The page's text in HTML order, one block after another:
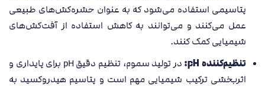
پتاسیمی استفاده می‌شود که به عنوان حشره‌کش‌های طبیعی
عمل می‌کنند و می‌توانند به کاهش استفاده از آفت‌کش‌های
شیمیایی کمک کنند.
تنظیم‌کننده pH:
در تولید سموم، تنظیم دقیق pH برای پایداری و
اثربخشی ترکیب شیمیایی مهم است و پتاسیم هیدروکسید به